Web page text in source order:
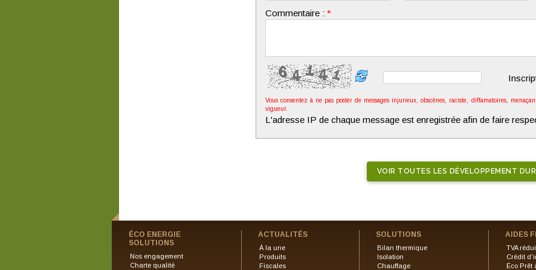
Commentaire : *
Vous consentez à ne pas poster de messages injurieux, obscènes, raciste, diffamatoires,
vigueur.
L'adresse IP de chaque message est enregistrée afin de faire
VOIR TOUTES LES DÉVELOPPEMENT
ÉCO ENERGIE
SOLUTIONS
Nos engagement
Charte qualité
ACTUALITÉS
À la une
Produits
Fiscales
SOLUTIONS
Bilan thermique
Isolation
Chauffage
AIDES
TVA
Crédit
Éco Prêt